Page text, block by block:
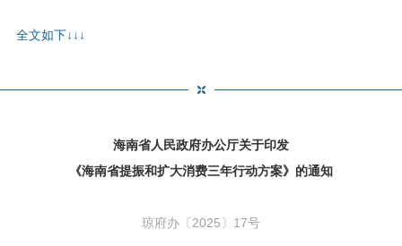
全文如下↓↓↓
海南省人民政府办公厅关于印发
《海南省提振和扩大消费三年行动方案》的通知
琼府办〔2025〕17号